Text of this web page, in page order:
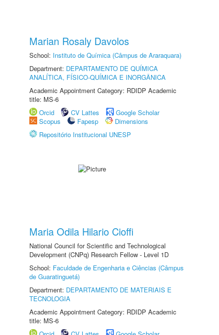
Marian Rosaly Davolos
School: Instituto de Química (Câmpus de Araraquara)
Department: DEPARTAMENTO DE QUÍMICA
ANALÍTICA, FÍSICO-QUÍMICA E INORGÂNICA
Academic Appointment Category: RDIDP Academic
title: MS-6
Orcid
CV Lattes
Google Scholar
Scopus
Fapesp
Dimensions
Repositório Institucional UNESP
Maria Odila Hilario Cioffi
National Council for Scientific and Technological
Development (CNPq) Research Fellow - Level 1D
School: Faculdade de Engenharia e Ciências (Câmpus
de Guaratinguetá)
Department: DEPARTAMENTO DE MATERIAIS E
TECNOLOGIA
Academic Appointment Category: RDIDP Academic
title: MS-6